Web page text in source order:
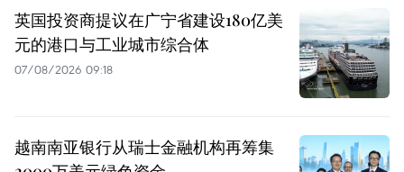
英国投资商提议在广宁省建设180亿美
元的港口与工业城市综合体
07/08/2026 09:18
越南南亚银行从瑞士金融机构再筹集